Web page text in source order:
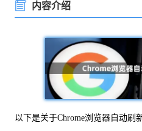
内容介绍
以下是关于Chrome浏览器自动刷